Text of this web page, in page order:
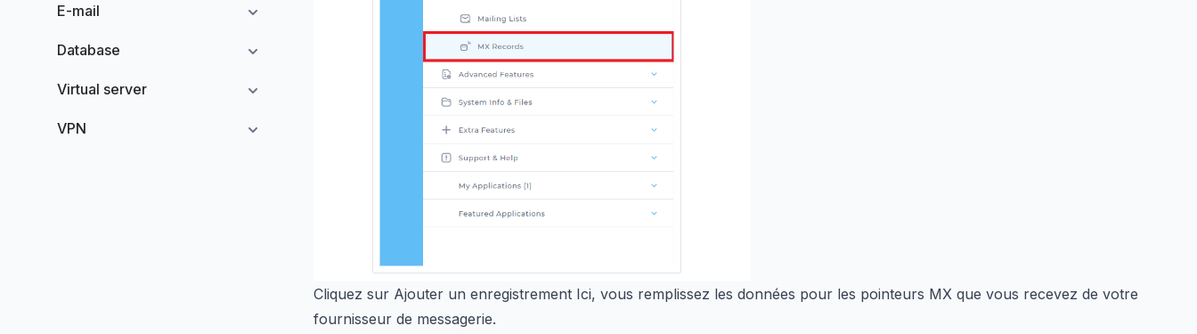
E-mail
Database
Virtual server
VPN
Cliquez sur Ajouter un enregistrement Ici, vous remplissez les données pour les pointeurs MX que vous recevez de votre
fournisseur de messagerie.